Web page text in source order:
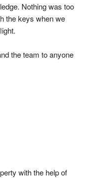
Nothing was too
the keys when we
the team to anyone
with the help of